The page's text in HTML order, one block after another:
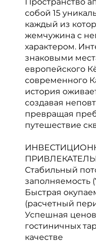
собой 15
каждый из
жемчужина с
характером.
знаковыми
европейского
современного
история
создавая
превращая
путешествие
Стабильный
заполняемость
Быстрая
(расчетный
Успешная
гостиничных
качестве